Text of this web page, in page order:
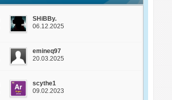
SHiBBy.
06.12.2025
emineq97
20.03.2025
scythe1
09.02.2023